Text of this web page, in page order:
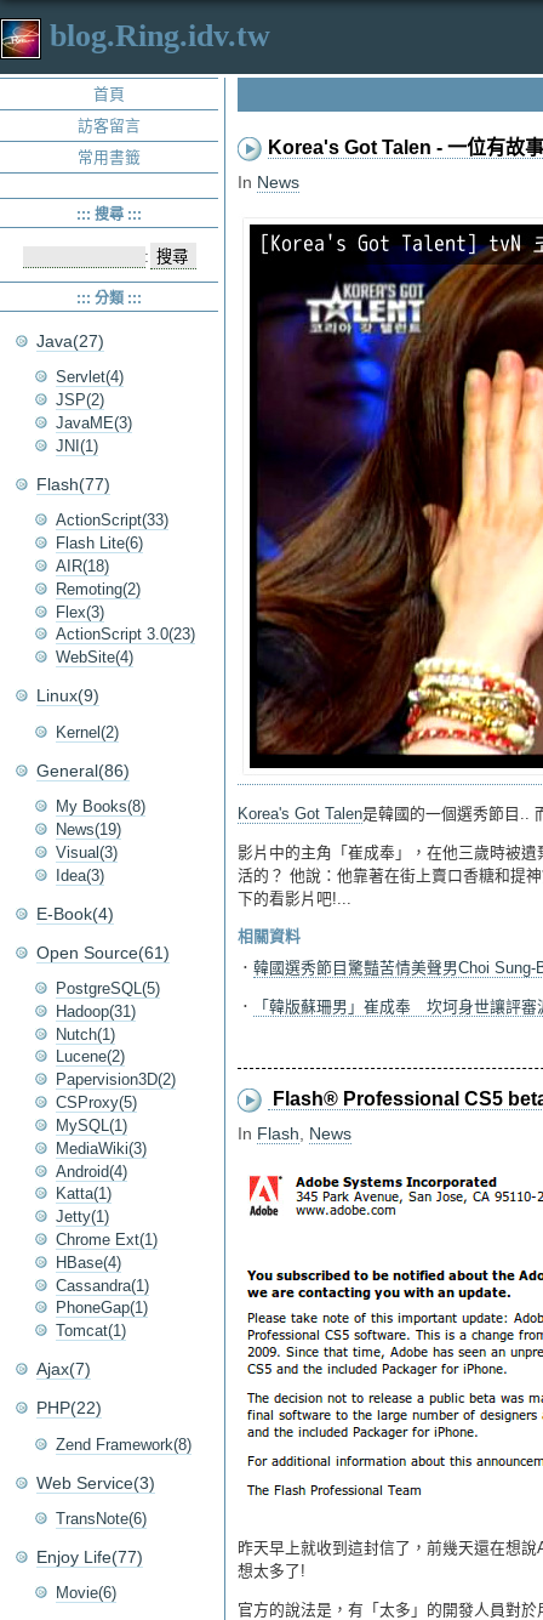
blog.Ring.idv.tw
Korea's Got Talen - 一位有故
In News
Korea's Got Talen是韓國的一個選秀節目..
影片中的主角「崔成奉」，在他三歲時被
活的？ 他說：他靠著在街上賣口香糖和提
下的看影片吧!...
相關資料
． 韓國選秀節目驚豔苦情美聲男Choi Sung-
． 「韓版蘇珊男」崔成奉 坎坷身世讓評審
Flash® Professional CS5
In Flash News
昨天早上就收到這封信了，前幾天還在想
想太多了!
官方的說法是，有「太多」的開發人員對
首頁
訪客留言
常用書籤
::: 搜尋 :::
:
::: 分類 :::
Java(27)
Servlet(4)
JSP(2)
JavaME(3)
JNI(1)
Flash(77)
ActionScript(33)
Flash Lite(6)
AIR(18)
Remoting(2)
Flex(3)
ActionScript 3.0(23)
WebSite(4)
Linux(9)
Kernel(2)
General(86)
My Books(8)
News(19)
Visual(3)
Idea(3)
E-Book(4)
Open Source(61)
PostgreSQL(5)
Hadoop(31)
Nutch(1)
Lucene(2)
Papervision3D(2)
CSProxy(5)
MySQL(1)
MediaWiki(3)
Android(4)
Katta(1)
Jetty(1)
Chrome Ext(1)
HBase(4)
Cassandra(1)
PhoneGap(1)
Tomcat(1)
Ajax(7)
PHP(22)
Zend Framework(8)
Web Service(3)
TransNote(6)
Enjoy Life(77)
Movie(6)